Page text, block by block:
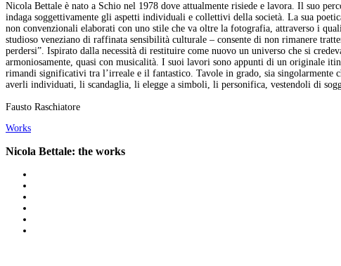
Nicola Bettale è nato a Schio nel 1978 dove attualmente risiede e lavora. Il suo
indaga soggettivamente gli aspetti individuali e collettivi della società. La sua
non convenzionali elaborati con uno stile che va oltre la fotografia, attraverso i
studioso veneziano di raffinata sensibilità culturale – consente di non rimanere
perdersi”. Ispirato dalla necessità di restituire come nuovo un universo che si
armoniosamente, quasi con musicalità. I suoi lavori sono appunti di un originale
rimandi significativi tra l’irreale e il fantastico. Tavole in grado, sia
averli individuati, li scandaglia, li elegge a simboli, li personifica, vestendoli di
Fausto Raschiatore
Works
Nicola Bettale: the works